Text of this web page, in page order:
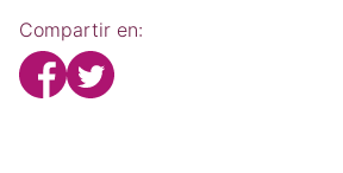
Compartir en: